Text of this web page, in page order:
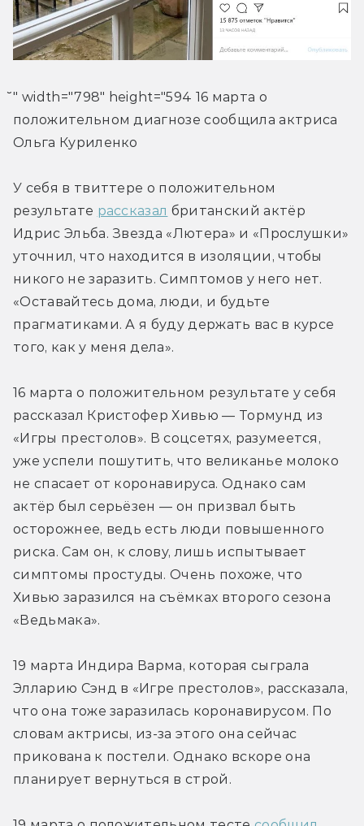
̆" width="798" height="594 16 марта о
положительном диагнозе сообщила актриса
Ольга Куриленко
У себя в твиттере о положительном
результате рассказал британский актёр
Идрис Эльба. Звезда «Лютера» и «Прослушки»
уточнил, что находится в изоляции, чтобы
никого не заразить. Симптомов у него нет.
«Оставайтесь дома, люди, и будьте
прагматиками. А я буду держать вас в курсе
того, как у меня дела».
16 марта о положительном результате у себя
рассказал Кристофер Хивью — Тормунд из
«Игры престолов». В соцсетях, разумеется,
уже успели пошутить, что великанье молоко
не спасает от коронавируса. Однако сам
актёр был серьёзен — он призвал быть
осторожнее, ведь есть люди повышенного
риска. Сам он, к слову, лишь испытывает
симптомы простуды. Очень похоже, что
Хивью заразился на съёмках второго сезона
«Ведьмака».
19 марта Индира Варма, которая сыграла
Элларию Сэнд в «Игре престолов», рассказала,
что она тоже заразилась коронавирусом. По
словам актрисы, из-за этого она сейчас
прикована к постели. Однако вскоре она
планирует вернуться в строй.